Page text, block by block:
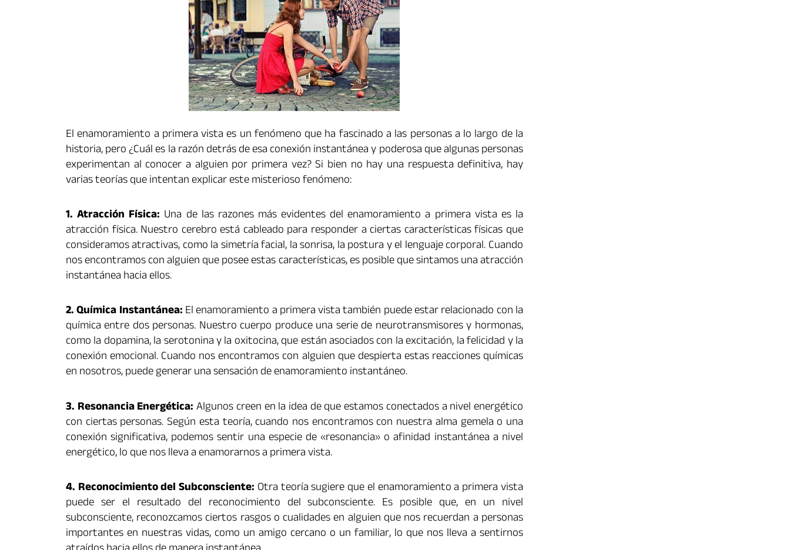
El enamoramiento a primera vista es un fenómeno que ha fascinado a las personas a lo largo de la
historia, pero ¿Cuál es la razón detrás de esa conexión instantánea y poderosa que algunas personas
experimentan al conocer a alguien por primera vez? Si bien no hay una respuesta definitiva, hay
varias teorías que intentan explicar este misterioso fenómeno:
1. Atracción Física: Una de las razones más evidentes del enamoramiento a primera vista es la
atracción física. Nuestro cerebro está cableado para responder a ciertas características físicas que
consideramos atractivas, como la simetría facial, la sonrisa, la postura y el lenguaje corporal. Cuando
nos encontramos con alguien que posee estas características, es posible que sintamos una atracción
instantánea hacia ellos.
2. Química Instantánea:El enamoramiento a primera vista también puede estar relacionado con la
química entre dos personas. Nuestro cuerpo produce una serie de neurotransmisores y hormonas,
como la dopamina, la serotonina y la oxitocina, que están asociados con la excitación, la felicidad y la
conexión emocional. Cuando nos encontramos con alguien que despierta estas reacciones químicas
en nosotros, puede generar una sensación de enamoramiento instantáneo.
3. Resonancia Energética:Algunos creen en la idea de que estamos conectados a nivel energético
con ciertas personas. Según esta teoría, cuando nos encontramos con nuestra alma gemela o una
conexión significativa, podemos sentir una especie de «resonancia» o afinidad instantánea a nivel
energético, lo que nos lleva a enamorarnos a primera vista.
4. Reconocimiento del Subconsciente: Otra teoría sugiere que el enamoramiento a primera vista
puede ser el resultado del reconocimiento del subconsciente. Es posible que, en un nivel
subconsciente, reconozcamos ciertos rasgos o cualidades en alguien que nos recuerdan a personas
importantes en nuestras vidas, como un amigo cercano o un familiar, lo que nos lleva a sentirnos